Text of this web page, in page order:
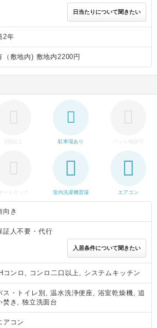
日当たりについて聞きたい
2年
（敷地内) 敷地内2200円
2階以上 駐車場あり ペット相談可
オートロック 室内洗濯機置場 エアコン
向き
証人不要・代行
入居条件について聞きたい
IHコンロ, コンロ二口以上, システムキッチン
ス・トイレ別, 温水洗浄便座, 浴室乾燥機, 追
焚き, 独立洗面台
アコン